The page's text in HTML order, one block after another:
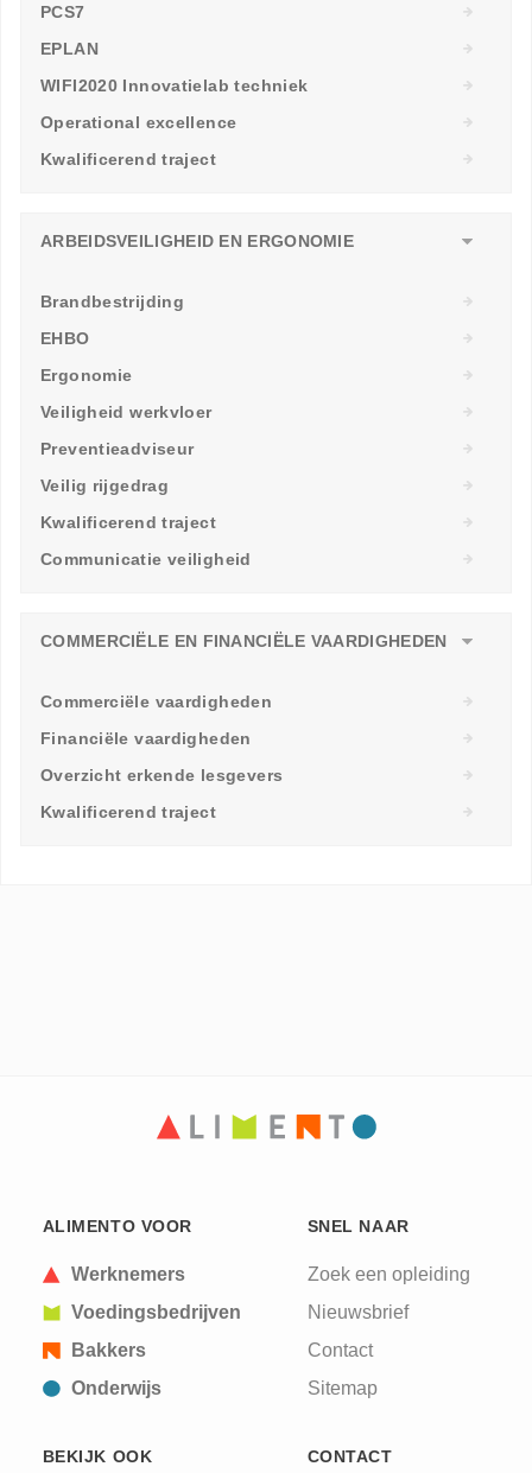
PCS7
EPLAN
WIFI2020 Innovatielab techniek
Operational excellence
Kwalificerend traject
ARBEIDSVEILIGHEID EN ERGONOMIE
Brandbestrijding
EHBO
Ergonomie
Veiligheid werkvloer
Preventieadviseur
Veilig rijgedrag
Kwalificerend traject
Communicatie veiligheid
COMMERCIËLE EN FINANCIËLE VAARDIGHEDEN
Commerciële vaardigheden
Financiële vaardigheden
Overzicht erkende lesgevers
Kwalificerend traject
ALIMENTO VOOR
Werknemers
Voedingsbedrijven
Bakkers
Onderwijs
SNEL NAAR
Zoek een opleiding
Nieuwsbrief
Contact
Sitemap
BEKIJK OOK CONTACT